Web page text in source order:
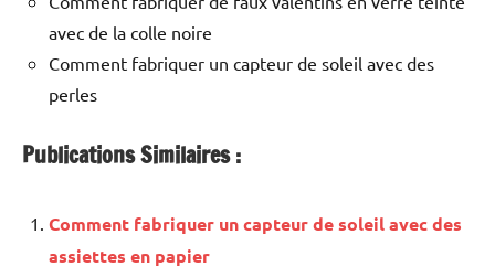
avec de la colle noire
Comment fabriquer un capteur de soleil avec des
perles
Publications Similaires :
Comment fabriquer un capteur de soleil avec des
assiettes en papier